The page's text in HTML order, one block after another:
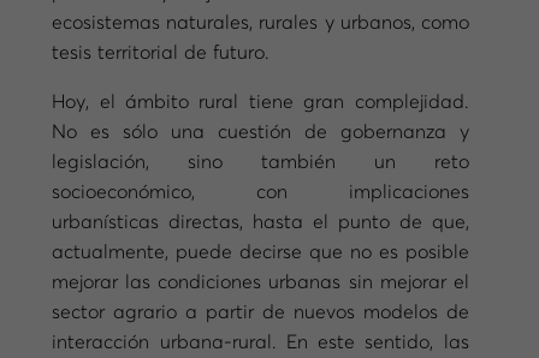
ecosistemas naturales, rurales y urbanos, como
tesis territorial de futuro.
Hoy, el ámbito rural tiene gran complejidad.
No es sólo una cuestión de gobernanza y
legislación, sino también un reto
socioeconómico, con implicaciones
urbanísticas directas, hasta el punto de que,
actualmente, puede decirse que no es posible
mejorar las condiciones urbanas sin mejorar el
sector agrario a partir de nuevos modelos de
interacción urbana-rural. En este sentido, las